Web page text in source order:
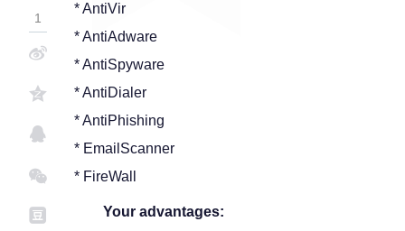
* AntiVir
* AntiAdware
* AntiSpyware
* AntiDialer
* AntiPhishing
* EmailScanner
* FireWall
Your advantages:
1